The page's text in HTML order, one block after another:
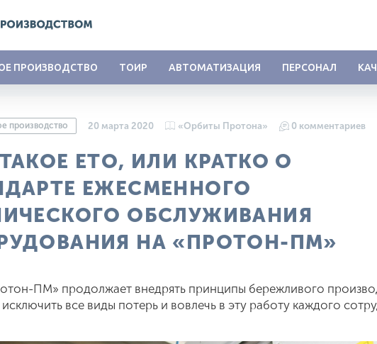
ПРОИЗВОДСТВО ТОИР АВТОМАТИЗАЦИЯ ПЕРСОНАЛ
производство 20 марта 2020 «Орбиты Протона» 0 комментариев
ЕТО, ИЛИ КРАТКО О
ЕЖЕСМЕННОГО
ОБСЛУЖИВАНИЯ
НА «ПРОТОН-ПМ»
ПМ» продолжает внедрять принципы бережливого
все виды потерь и вовлечь в эту работу каждого